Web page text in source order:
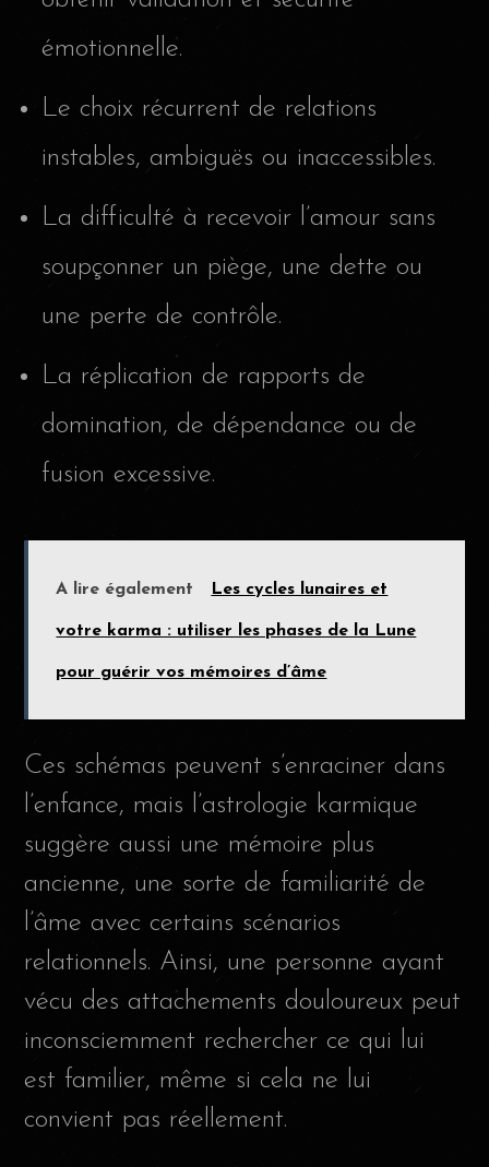
émotionnelle.
Le choix récurrent de relations
instables, ambiguës ou inaccessibles.
La difficulté à recevoir l’amour sans
soupçonner un piège, une dette ou
une perte de contrôle.
La réplication de rapports de
domination, de dépendance ou de
fusion excessive.
A lire également Les cycles lunaires et
votre karma : utiliser les phases de la Lune
pour guérir vos mémoires d’âme
Ces schémas peuvent s’enraciner dans
l’enfance, mais l’astrologie karmique
suggère aussi une mémoire plus
ancienne, une sorte de familiarité de
l’âme avec certains scénarios
relationnels. Ainsi, une personne ayant
vécu des attachements douloureux peut
inconsciemment rechercher ce qui lui
est familier, même si cela ne lui
convient pas réellement.